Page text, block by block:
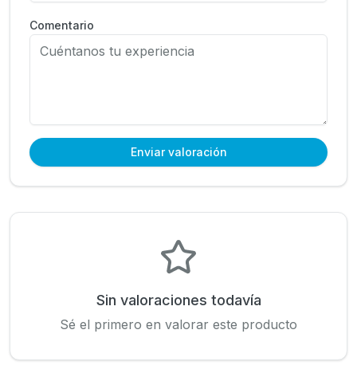
Comentario
Enviar valoración
Sin valoraciones todavía
Sé el primero en valorar este producto